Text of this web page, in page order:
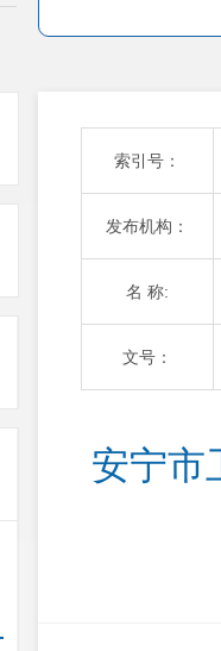
索引号：
发布机构：
名 称:
文号：
安宁市